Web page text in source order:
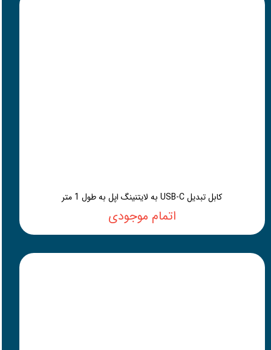
کابل تبدیل USB-C به لایتنینگ اپل به طول 1 متر
اتمام موجودی